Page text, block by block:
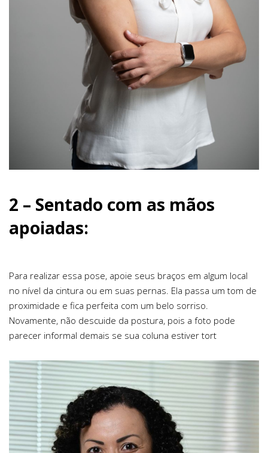
2 – Sentado com as mãos
apoiadas:
Para realizar essa pose, apoie seus braços em algum local
no nível da cintura ou em suas pernas. Ela passa um tom de
proximidade e fica perfeita com um belo sorriso.
Novamente, não descuide da postura, pois a foto pode
parecer informal demais se sua coluna estiver tort